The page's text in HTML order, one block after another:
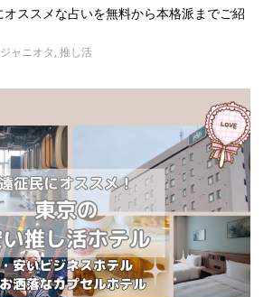
ススメな占いを無料から本格派までご紹
ジャニオタ, 推し活